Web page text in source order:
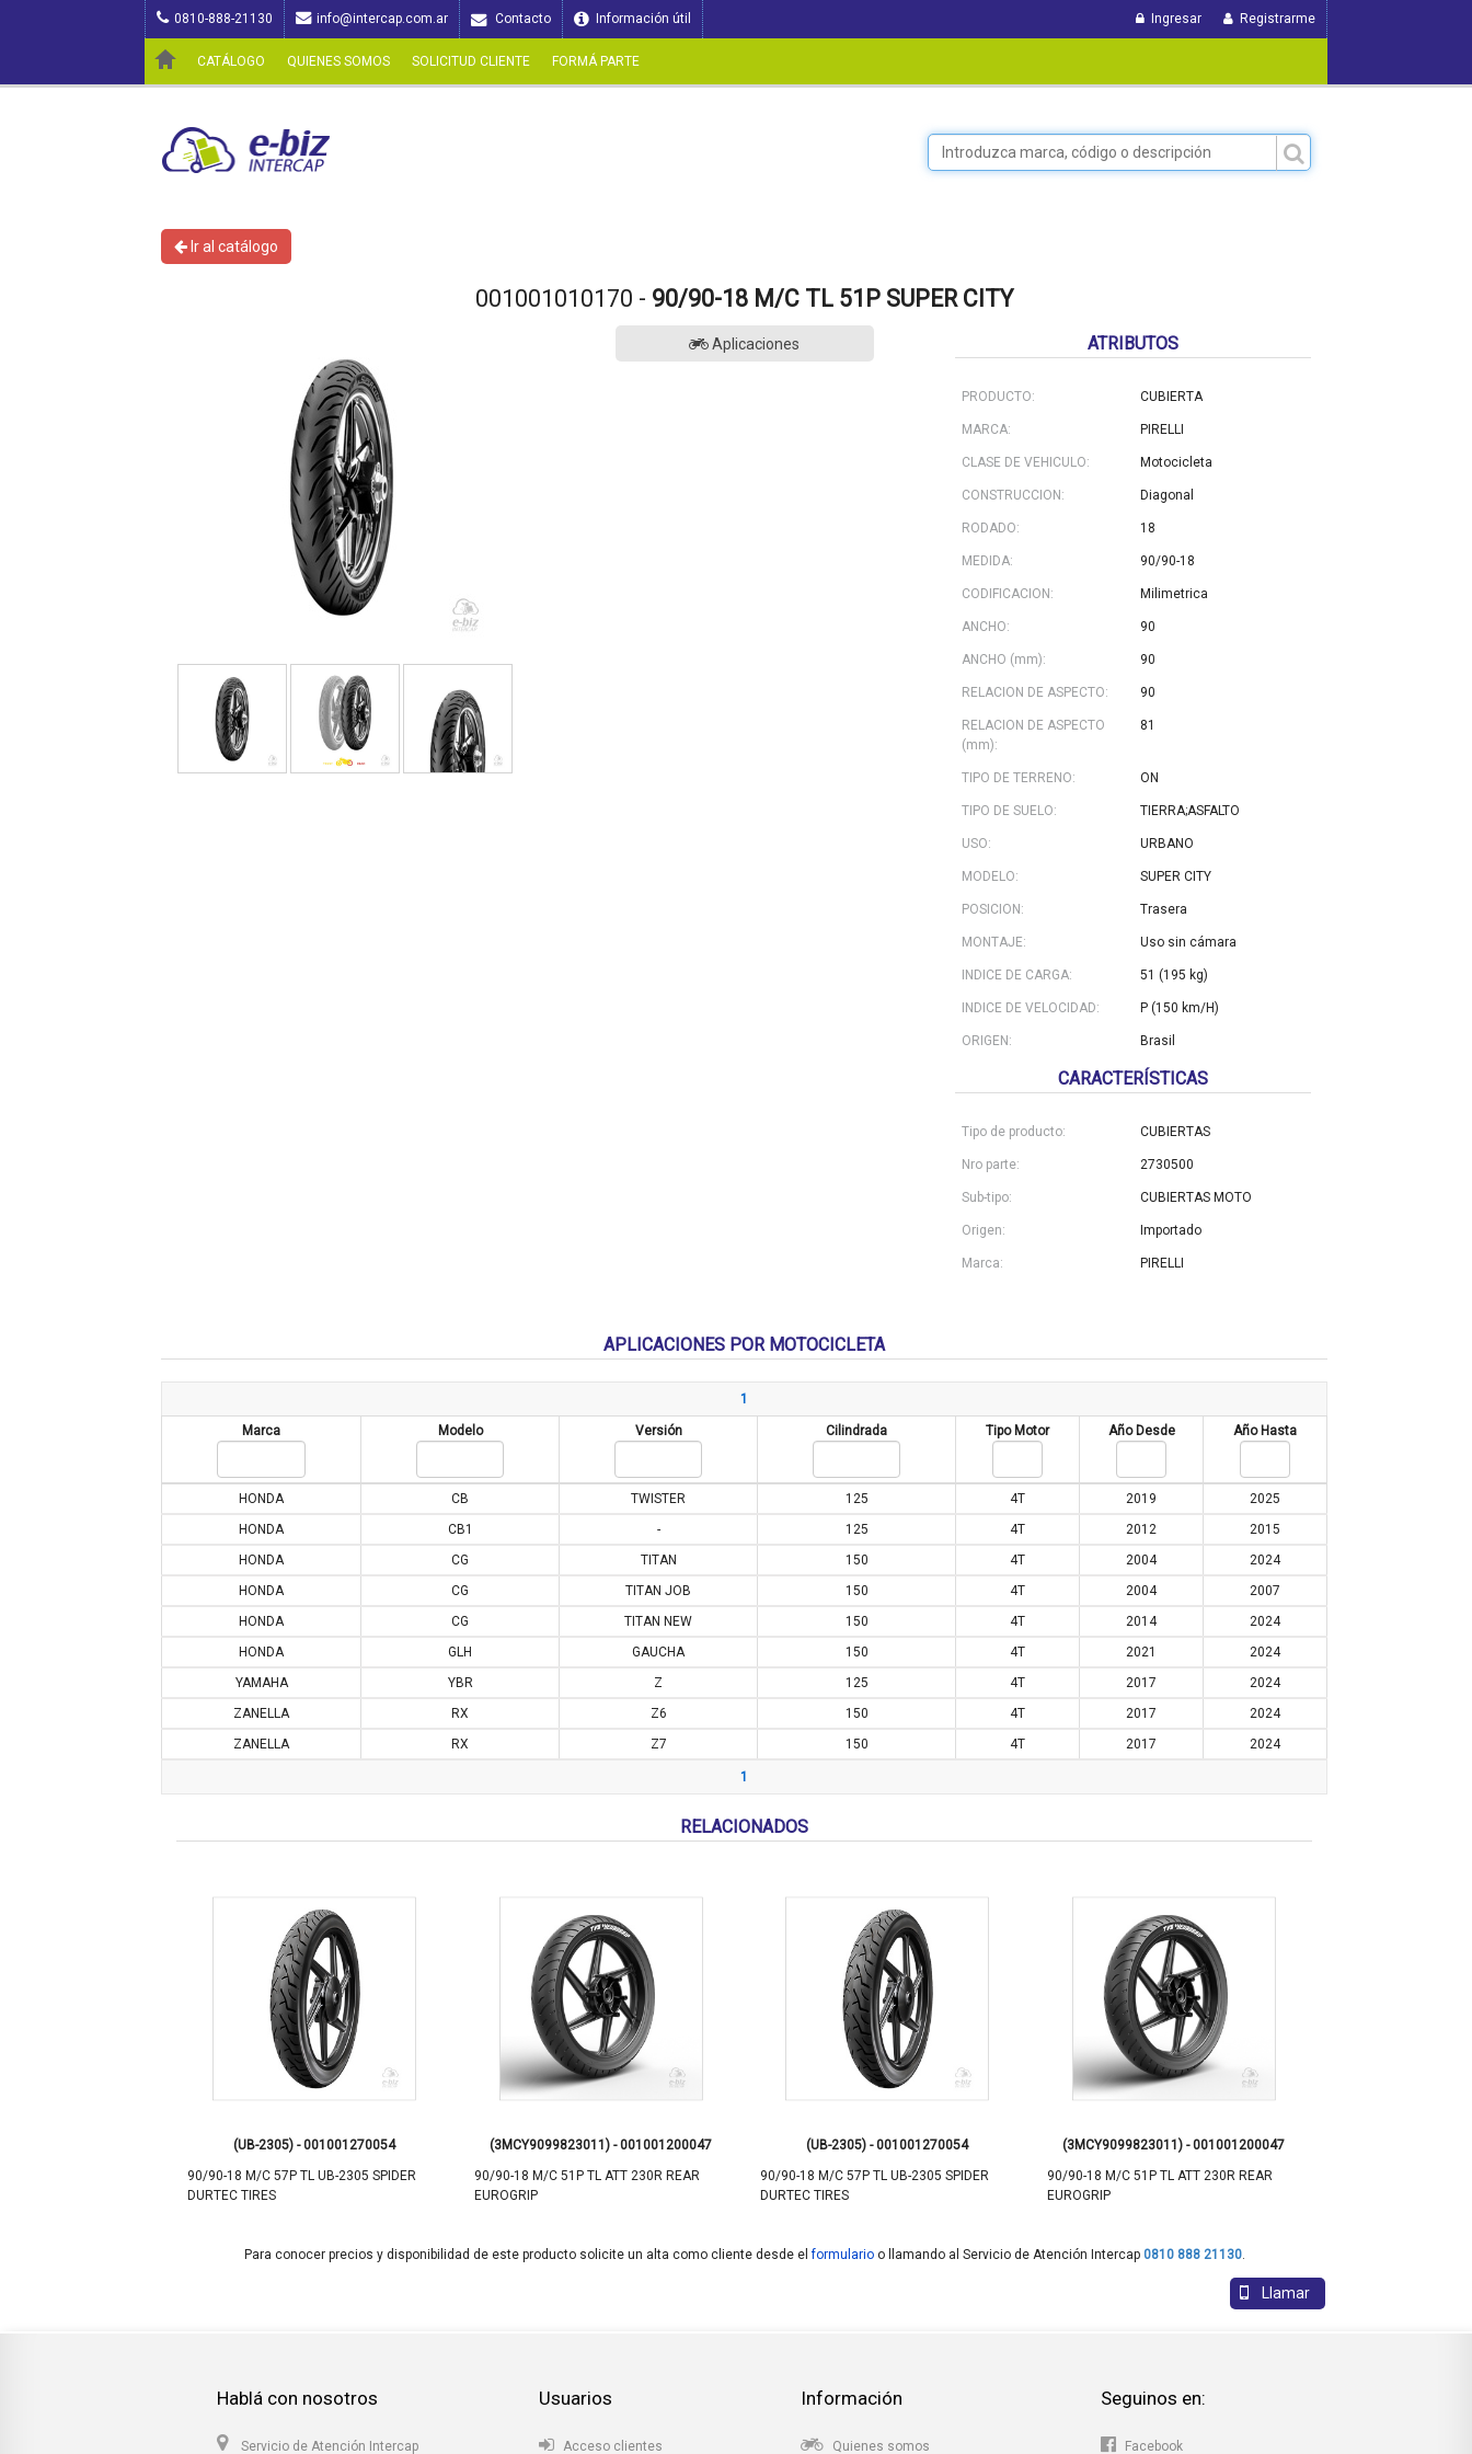
0810-888-21130 info@intercap.com.ar Contacto Información útil Ingresar Registrarme
CATÁLOGO QUIENES SOMOS SOLICITUD CLIENTE FORMÁ PARTE
Ir al catálogo
001001010170 - 90/90-18 M/C TL 51P SUPER CITY
Aplicaciones ATRIBUTOS
PRODUCTO: CUBIERTA
MARCA: PIRELLI
CLASE DE VEHICULO: Motocicleta
CONSTRUCCION: Diagonal
RODADO: 18
MEDIDA: 90/90-18
CODIFICACION: Milimetrica
ANCHO: 90
ANCHO (mm): 90
RELACION DE ASPECTO: 90
RELACION DE ASPECTO
(mm):
81
TIPO DE TERRENO: ON
TIPO DE SUELO: TIERRA;ASFALTO
USO: URBANO
MODELO: SUPER CITY
POSICION: Trasera
MONTAJE: Uso sin cámara
INDICE DE CARGA: 51 (195 kg)
INDICE DE VELOCIDAD: P (150 km/H)
ORIGEN: Brasil
CARACTERÍSTICAS
Tipo de producto: CUBIERTAS
Nro parte: 2730500
Sub-tipo: CUBIERTAS MOTO
Origen: Importado
Marca: PIRELLI
APLICACIONES POR MOTOCICLETA
1
Marca Modelo Versión Cilindrada Tipo Motor Año Desde Año Hasta
HONDA CB TWISTER 125 4T 2019
2025
HONDA
CB1 - 125 4T 2012
2015
HONDA
CG TITAN 150 4T 2004
2024
HONDA
CG TITAN JOB 150 4T 2004
2007
HONDA
CG TITAN NEW 150 4T 2014
2024
HONDA
GLH GAUCHA 150 4T 2021
2024
YAMAHA
YBR Z 125 4T 2017
2024
ZANELLA
RX Z6 150 4T 2017
2024
ZANELLA
RX Z7 150 4T 2017 2024
1
RELACIONADOS
(UB-2305) - 001001270054
90/90-18 M/C 57P TL UB-2305 SPIDER
DURTEC TIRES
(3MCY9099823011) - 001001200047
90/90-18 M/C 51P TL ATT 230R REAR
EUROGRIP
(UB-2305) - 001001270054
90/90-18 M/C 57P TL UB-2305 SPIDER
DURTEC TIRES
(3MCY9099823011) - 001001200047
90/90-18 M/C 51P TL ATT 230R REAR
EUROGRIP
Para conocer precios y disponibilidad de este producto solicite un alta como cliente desde elformularioo llamando al Servicio de Atención Intercap 0810 888 21130.
Llamar
Hablá con nosotros
Servicio de Atención Intercap
Usuarios
Acceso clientes
Información
Quienes somos
Seguinos en:
Facebook